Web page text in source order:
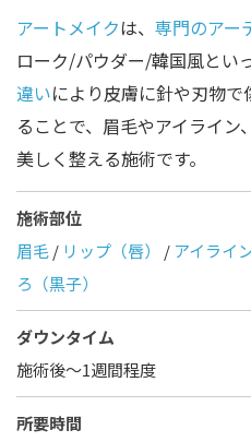
アートメイクは、 専門のアー
ローク/パウダー/韓国風とい
違いにより皮膚に針や刃物で
ることで、眉毛やアイライ
美しく整える施術です。
施術部位
眉毛/ リップ（唇） / アイライ
ろ（黒子）
ダウンタイム
施術後〜1週間程度
所要時間